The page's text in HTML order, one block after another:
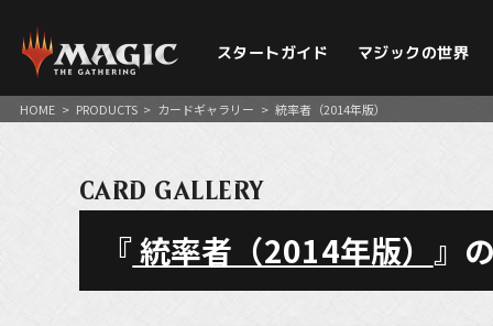
スタートガイド マジックの世界
HOME > PRODUCTS > カードギャラリー > 統率者（2014年版）
CARD GALLERY
『統率者（2014年版） 』